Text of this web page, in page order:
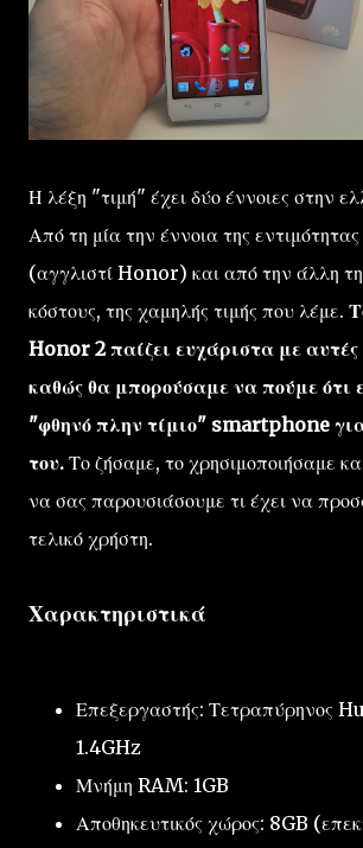
Η λέξη "τιμή" έχει δύο έννοιες στην
Από τη μία την έννοια της εντιμότητας
(αγγλιστί Honor) και από την άλλη
κόστους, της χαμηλής τιμής που λέμε.
Honor 2 παίζει ευχάριστα με αυτές
καθώς θα μπορούσαμε να πούμε ότι
"φθηνό πλην τίμιο" smartphone
του. Το ζήσαμε, το χρησιμοποιήσαμε
να σας παρουσιάσουμε τι έχει να
τελικό χρήστη.
Χαρακτηριστικά
Επεξεργαστής: Τετραπύρηνος
1.4GHz
Μνήμη RAM: 1GB
Αποθηκευτικός χώρος: 8GB